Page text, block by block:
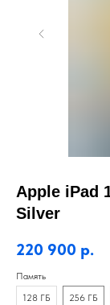
Apple iPad
Silver
220 900 р.
Память
128 ГБ
256 ГБ